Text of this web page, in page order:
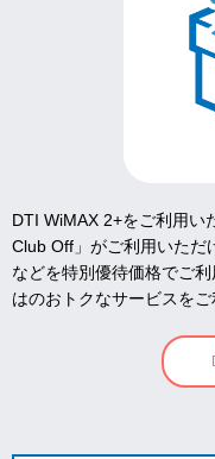
DTI WiMAX 2+をご利用い
Club Off」がご利用いただ
などを特別優待価格でご
はのおトクなサービスをご